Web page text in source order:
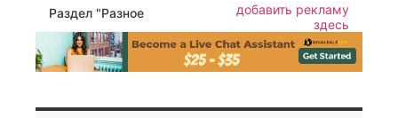
Раздел "Разное
добавить рекламу
здесь